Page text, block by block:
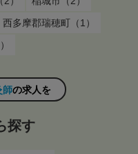
西多摩郡瑞穂町（1）
師の求人を
探す